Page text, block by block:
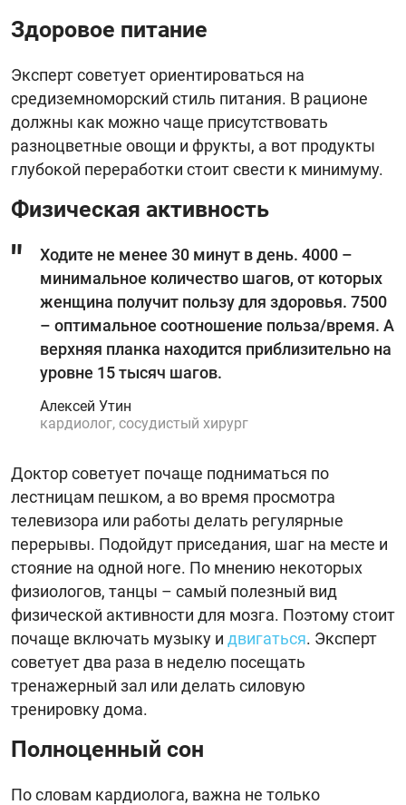
Здоровое питание
Эксперт советует ориентироваться на
средиземноморский стиль питания. В рационе
должны как можно чаще присутствовать
разноцветные овощи и фрукты, а вот продукты
глубокой переработки стоит свести к минимуму.
Физическая активность
Ходите не менее 30 минут в день. 4000 –
минимальное количество шагов, от которых
женщина получит пользу для здоровья. 7500
– оптимальное соотношение польза/время. А
верхняя планка находится приблизительно на
уровне 15 тысяч шагов.
Алексей Утин
кардиолог, сосудистый хирург
Доктор советует почаще подниматься по
лестницам пешком, а во время просмотра
телевизора или работы делать регулярные
перерывы. Подойдут приседания, шаг на месте и
стояние на одной ноге. По мнению некоторых
физиологов, танцы – самый полезный вид
физической активности для мозга. Поэтому стоит
почаще включать музыку и двигаться. Эксперт
советует два раза в неделю посещать
тренажерный зал или делать силовую
тренировку дома.
Полноценный сон
По словам кардиолога, важна не только